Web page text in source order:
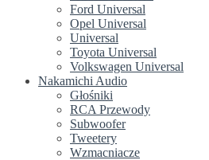
Ford Universal
Opel Universal
Universal
Toyota Universal
Volkswagen Universal
Nakamichi Audio
Głośniki
RCA Przewody
Subwoofer
Tweetery
Wzmacniacze